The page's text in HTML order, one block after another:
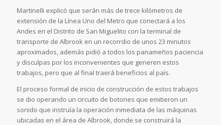
Martinelli explicó que serán más de trece kilómetros de
extensión de la Línea Uno del Metro que conectará a los
Andes en el Distrito de San Miguelito con la terminal de
transporte de Albrook en un recorrdio de unos 23 minutos
aproximados, además pidió a todos los panameños paciencia
y disculpas por los inconvenientes que generen estos
trabajos, pero que al final traerá beneficios al país.
El proceso formal de inicio de construcción de estos trabajos
se dio operando un circuito de botones que emitieron un
sonido que instruía la operación inmediata de las máquinas
ubicadas en el área de Albrook, donde se construirá la